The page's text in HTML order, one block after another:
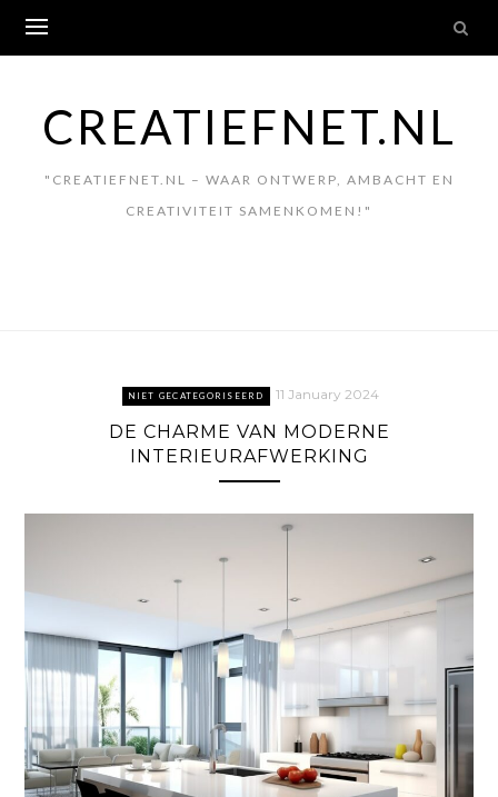
content
CREATIEFNET.NL
"CREATIEFNET.NL – WAAR ONTWERP, AMBACHT EN
CREATIVITEIT SAMENKOMEN!"
NIET GECATEGORISEERD 11 January 2024
DE CHARME VAN MODERNE
INTERIEURAFWERKING